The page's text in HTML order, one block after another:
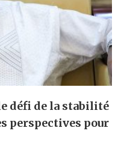
défi de la stabilité
perspectives pour